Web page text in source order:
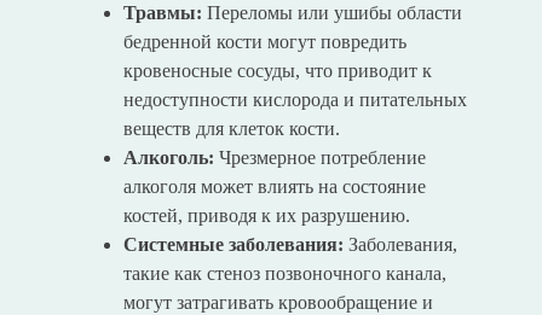
Травмы: Переломы или ушибы области
бедренной кости могут повредить
кровеносные сосуды, что приводит к
недоступности кислорода и питательных
веществ для клеток кости.
Алкоголь: Чрезмерное потребление
алкоголя может влиять на состояние
костей, приводя к их разрушению.
Системные заболевания: Заболевания,
такие как стеноз позвоночного канала,
могут затрагивать кровообращение и